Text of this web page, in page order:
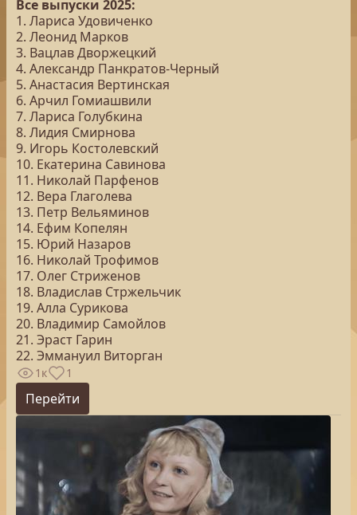
Все выпуски 2025:
1. Лариса Удовиченко
2. Леонид Марков
3. Вацлав Дворжецкий
4. Александр Панкратов-Черный
5. Анастасия Вертинская
6. Арчил Гомиашвили
7. Лариса Голубкина
8. Лидия Смирнова
9. Игорь Костолевский
10. Екатерина Савинова
11. Николай Парфенов
12. Вера Глаголева
13. Петр Вельяминов
14. Ефим Копелян
15. Юрий Назаров
16. Николай Трофимов
17. Олег Стриженов
18. Владислав Стржельчик
19. Алла Сурикова
20. Владимир Самойлов
21. Эраст Гарин
22. Эммануил Виторган
1к 1
Перейти